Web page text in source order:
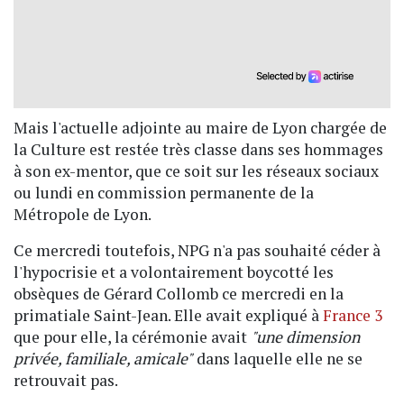
Mais l'actuelle adjointe au maire de Lyon chargée de
la Culture est restée très classe dans ses hommages
à son ex-mentor, que ce soit sur les réseaux sociaux
ou lundi en commission permanente de la
Métropole de Lyon.
Ce mercredi toutefois, NPG n'a pas souhaité céder à
l'hypocrisie et a volontairement boycotté les
obsèques de Gérard Collomb ce mercredi en la
primatiale Saint-Jean. Elle avait expliqué àFrance 3
que pour elle, la cérémonie avait "une dimension
privée, familiale, amicale"dans laquelle elle ne se
retrouvait pas.